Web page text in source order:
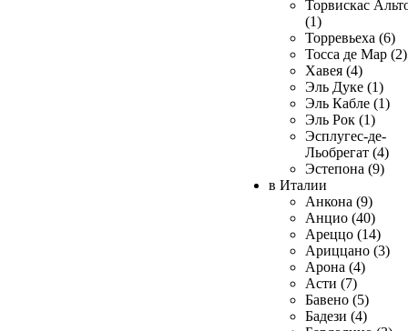
Торвискас
(1)
Торревьеха (6)
Тосса де Мар (2)
Хавея (4)
Эль Дуке (1)
Эль Кабле (1)
Эль Рок (1)
Эсплугес-де-
Льобрегат (4)
Эстепона (9)
в Италии
Анкона (9)
Анцио (40)
Ареццо (14)
Ариццано (3)
Арона (4)
Асти (7)
Бавено (5)
Бадези (4)